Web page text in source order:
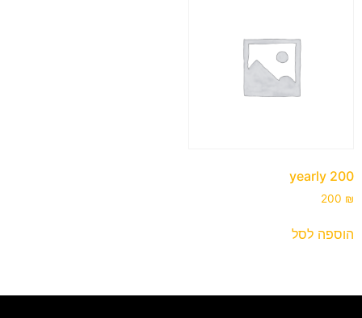
200 yearly
200 ₪
הוספה לסל